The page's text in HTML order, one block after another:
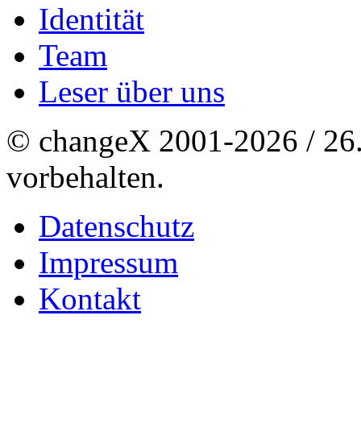
Identität
Team
Leser über uns
© changeX 2001-2026 /
vorbehalten.
Datenschutz
Impressum
Kontakt